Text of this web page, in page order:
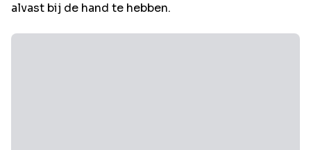
alvast bij de hand te hebben.